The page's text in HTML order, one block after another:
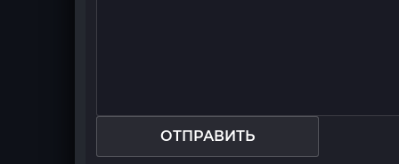
ОТПРАВИТЬ